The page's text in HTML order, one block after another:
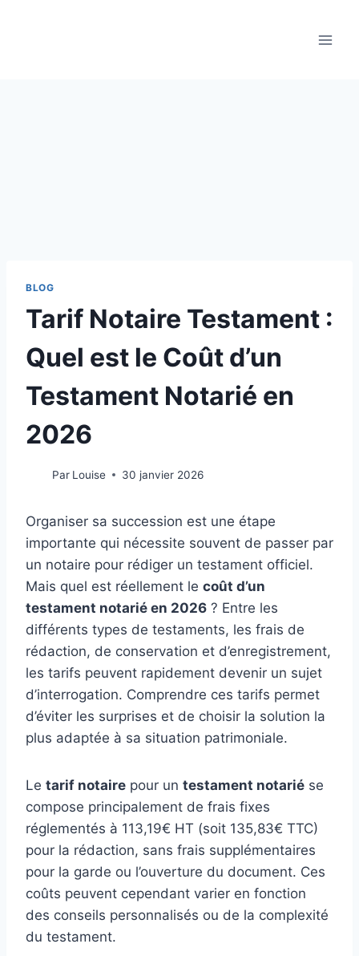
BLOG
Tarif Notaire Testament :
Quel est le Coût d’un
Testament Notarié en
2026
Par Louise 30 janvier 2026
Organiser sa succession est une étape
importante qui nécessite souvent de passer par
un notaire pour rédiger un testament officiel.
Mais quel est réellement le coût d’un
testament notarié en 2026 ? Entre les
différents types de testaments, les frais de
rédaction, de conservation et d’enregistrement,
les tarifs peuvent rapidement devenir un sujet
d’interrogation. Comprendre ces tarifs permet
d’éviter les surprises et de choisir la solution la
plus adaptée à sa situation patrimoniale.
Le tarif notaire pour un testament notarié se
compose principalement de frais fixes
réglementés à 113,19€ HT (soit 135,83€ TTC)
pour la rédaction, sans frais supplémentaires
pour la garde ou l’ouverture du document. Ces
coûts peuvent cependant varier en fonction
des conseils personnalisés ou de la complexité
du testament.